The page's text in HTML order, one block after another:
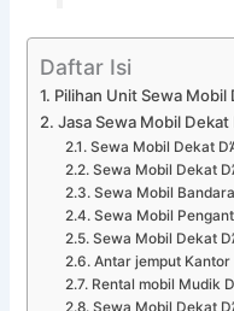
Daftar Isi
Pilihan Unit Sewa Mobil
Jasa Sewa Mobil Dekat
Sewa Mobil Dekat
Sewa Mobil Dekat
Sewa Mobil Bandara
Sewa Mobil
Sewa Mobil Dekat
Antar jemput Kantor
Rental mobil Mudik
Sewa Mobil Dekat